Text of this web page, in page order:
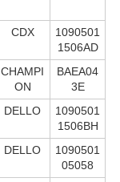
CDX
1090501
1506AD
CHAMPI
ON
BAEA04
3E
DELLO
1090501
1506BH
DELLO
1090501
05058